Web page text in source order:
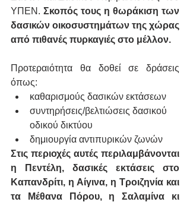
ΥΠΕΝ. Σκοπός τους η θωράκιση των
δασικών οικοσυστημάτων της χώρας
από πιθανές πυρκαγιές στο μέλλον.
Προτεραιότητα θα δοθεί σε δράσεις
όπως:
καθαρισμούς δασικών εκτάσεων
συντηρήσεις/βελτιώσεις δασικού
οδικού δικτύου
δημιουργία αντιπυρικών ζωνών
Στις περιοχές αυτές περιλαμβάνονται
η Πεντέλη, δασικές εκτάσεις στο
Καπανδρίτι, η Αίγινα, η Τροιζηνία και
τα Μέθανα Πόρου, η Σαλαμίνα κι